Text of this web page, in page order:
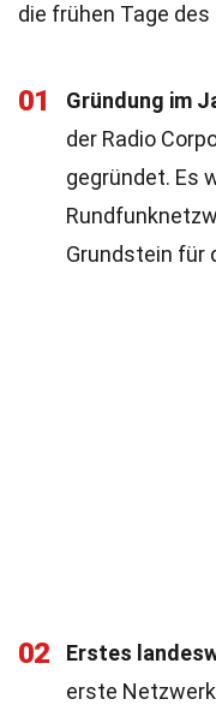
die frühen Tage
01 Gründung im
der Radio
gegründet. Es
Grundstein für
02 Erstes
erste